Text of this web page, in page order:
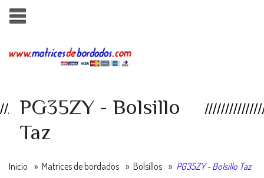
PG35ZY - Bolsillo
Taz
Inicio » Matrices de bordados » Bolsillos » PG35ZY - Bolsillo Taz